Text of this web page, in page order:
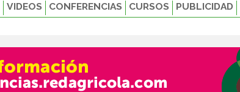
VIDEOS CONFERENCIAS CURSOS PUBLICIDAD